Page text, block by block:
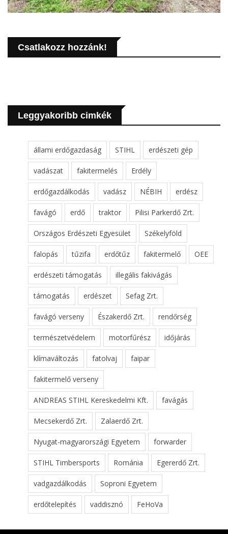
Csatlakozz hozzánk!
Leggyakoribb cimkék
állami erdőgazdaság STIHL erdészeti gép
vadászat fakitermelés Erdély
erdőgazdálkodás vadász NÉBIH erdész
favágó erdő traktor Pilisi Parkerdő Zrt.
Országos Erdészeti Egyesület Székelyföld
falopás tűzifa erdőtűz fakitermelő OEE
erdészeti támogatás illegális fakivágás
támogatás erdészet Sefag Zrt.
favágó verseny Északerdő Zrt. rendőrség
természetvédelem motorfűrész időjárás
klímaváltozás fatolvaj faipar
fakitermelő verseny
ANDREAS STIHL Kereskedelmi Kft. favágás
Mecsekerdő Zrt. Zalaerdő Zrt.
Nyugat-magyarországi Egyetem forwarder
STIHL Timbersports Románia Egererdő Zrt.
vadgazdálkodás Soproni Egyetem
erdőtelepítés vaddisznó FeHoVa